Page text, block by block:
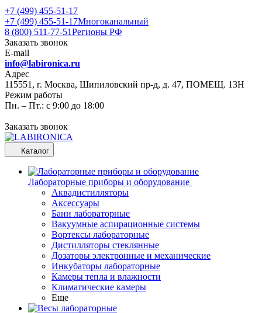
+7 (499) 455-51-17
+7 (499) 455-51-17Многоканальный
8 (800) 511-77-51Регионы РФ
Заказать звонок
E-mail
info@labironica.ru
Адрес
115551, г. Москва, Шипиловский пр-д, д. 47, ПОМЕЩ. 13Н
Режим работы
Пн. – Пт.: с 9:00 до 18:00
Заказать звонок
Каталог
Лабораторные приборы и оборудование
Аквадистилляторы
Аксессуары
Бани лабораторные
Вакуумные аспирационные системы
Вортексы лабораторные
Дистилляторы стеклянные
Дозаторы электронные и механические
Инкубаторы лабораторные
Камеры тепла и влажности
Климатические камеры
Еще